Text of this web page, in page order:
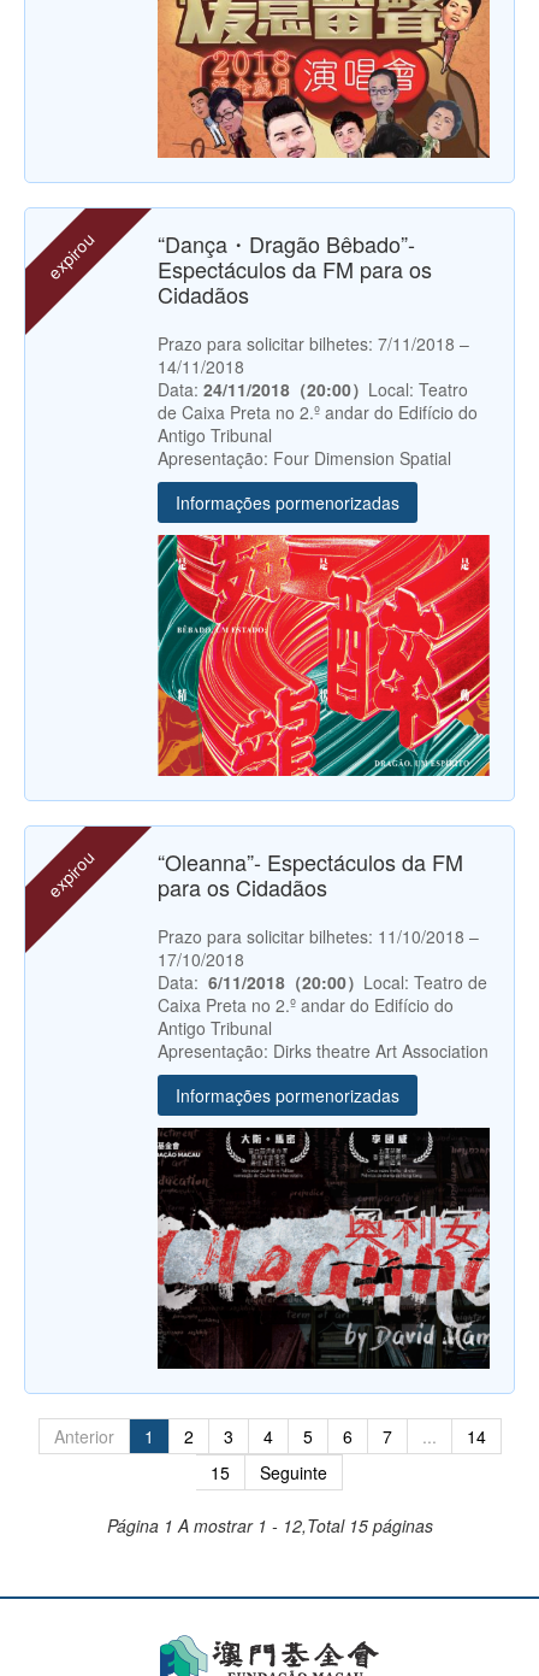
expirou
“Dança・Dragão Bêbado”-
Espectáculos da FM para os
Cidadãos
Prazo para solicitar bilhetes: 7/11/2018 –
14/11/2018
Data: 24/11/2018（20:00） Local: Teatro
de Caixa Preta no 2.º andar do Edifício do
Antigo Tribunal
Apresentação: Four Dimension Spatial
Informações pormenorizadas
expirou
“Oleanna”- Espectáculos da FM
para os Cidadãos
Prazo para solicitar bilhetes: 11/10/2018 –
17/10/2018
Data: 6/11/2018（20:00） Local: Teatro de
Caixa Preta no 2.º andar do Edifício do
Antigo Tribunal
Apresentação: Dirks theatre Art Association
Informações pormenorizadas
Anterior 1 2 3 4 5 6 7 ...
14
15
Seguinte
Página 1 A mostrar 1 - 12,Total 15 páginas